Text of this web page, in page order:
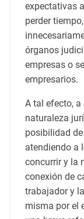
expectativas
perder
órganos
empresas o
empresarios.
A tal efecto,
naturaleza
posibilidad
atendiendo a
concurrir y la
conexión de
trabajador y
misma por el